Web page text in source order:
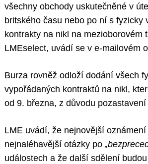
všechny obchody uskutečněné v
britského času nebo po ní s fyzicky
kontrakty na nikl na mezioborovém
LMEselect, uvádí se v e-mailovém
Burza rovněž odloží dodání všech
vypořádaných kontraktů na nikl,
od 9. března, z důvodu
LME uvádí, že nejnovější
nejnaléhavější otázky po
událostech a že další sdělení